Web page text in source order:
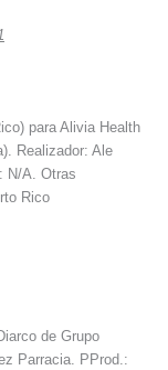
para Alivia Health
Realizador: Ale
N/A. Otras
Rico
de Grupo
Parracia. PProd.: